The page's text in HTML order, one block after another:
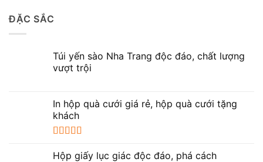
sao
ĐẶC SẮC
Túi yến sào Nha Trang độc đáo, chất lượng
vượt trội
In hộp quà cưới giá rẻ, hộp quà cưới tặng
khách
hạng 5.005
Hộp giấy lục giác độc đáo, phá cách